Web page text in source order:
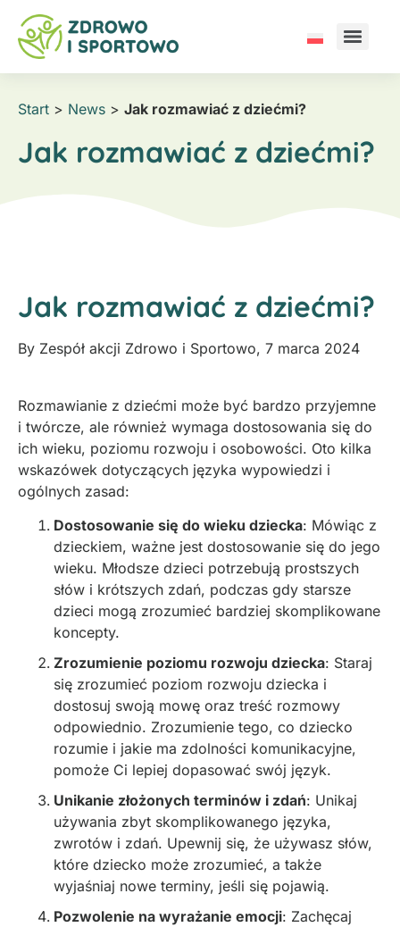
Start > News > Jak rozmawiać z dziećmi?
Jak rozmawiać z dziećmi?
Jak rozmawiać z dziećmi?
By Zespół akcji Zdrowo i Sportowo, 7 marca 2024
Rozmawianie z dziećmi może być bardzo przyjemne
i twórcze, ale również wymaga dostosowania się do
ich wieku, poziomu rozwoju i osobowości. Oto kilka
wskazówek dotyczących języka wypowiedzi i
ogólnych zasad:
Dostosowanie się do wieku dziecka: Mówiąc z
dzieckiem, ważne jest dostosowanie się do jego
wieku. Młodsze dzieci potrzebują prostszych
słów i krótszych zdań, podczas gdy starsze
dzieci mogą zrozumieć bardziej skomplikowane
koncepty.
Zrozumienie poziomu rozwoju dziecka: Staraj
się zrozumieć poziom rozwoju dziecka i
dostosuj swoją mowę oraz treść rozmowy
odpowiednio. Zrozumienie tego, co dziecko
rozumie i jakie ma zdolności komunikacyjne,
pomoże Ci lepiej dopasować swój język.
Unikanie złożonych terminów i zdań: Unikaj
używania zbyt skomplikowanego języka,
zwrotów i zdań. Upewnij się, że używasz słów,
które dziecko może zrozumieć, a także
wyjaśniaj nowe terminy, jeśli się pojawią.
Pozwolenie na wyrażanie emocji: Zachęcaj